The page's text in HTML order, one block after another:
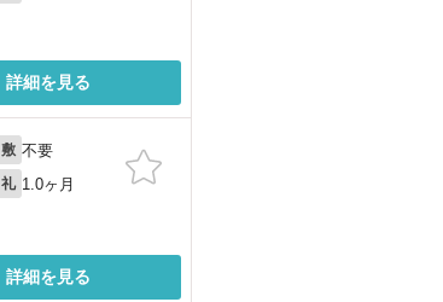
詳細を見る
敷 不要
礼 1.0ヶ月
詳細を見る